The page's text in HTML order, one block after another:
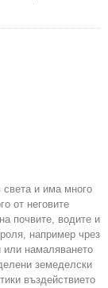
света и има много
от неговите
почвите, водите и
например чрез
или намаляването
земеделски
въздействието